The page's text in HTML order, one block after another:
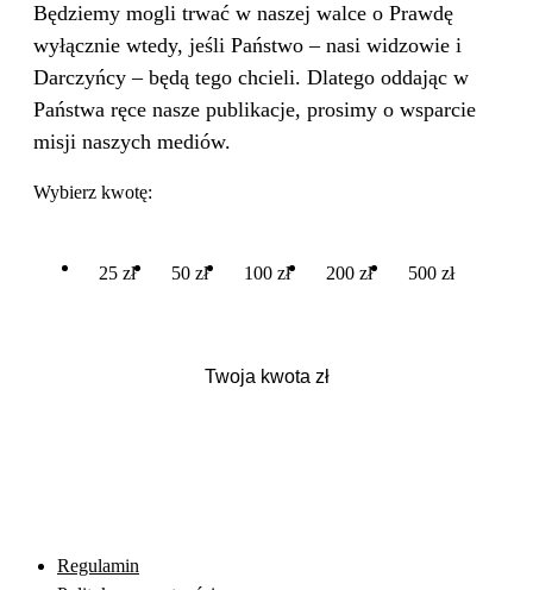
Będziemy mogli trwać w naszej walce o Prawdę
wyłącznie wtedy, jeśli Państwo – nasi widzowie i
Darczyńcy – będą tego chcieli. Dlatego oddając w
Państwa ręce nasze publikacje, prosimy o wsparcie
misji naszych mediów.
Wybierz kwotę:
25 zł 50 zł 100 zł 200 zł 500 zł
Regulamin